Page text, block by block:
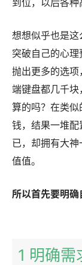
想想似乎也是
突破自己的心
抛出更多的选
端键盘都几千
算的吗？在类
钱，结果一堆
已，却拥有大
值值。
所以首先要明确
1 明确需